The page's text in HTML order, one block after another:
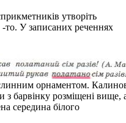
утворіть
-то. У записаних реченнях
орнаментом.
з барвінку розміщені вище,
середина білого